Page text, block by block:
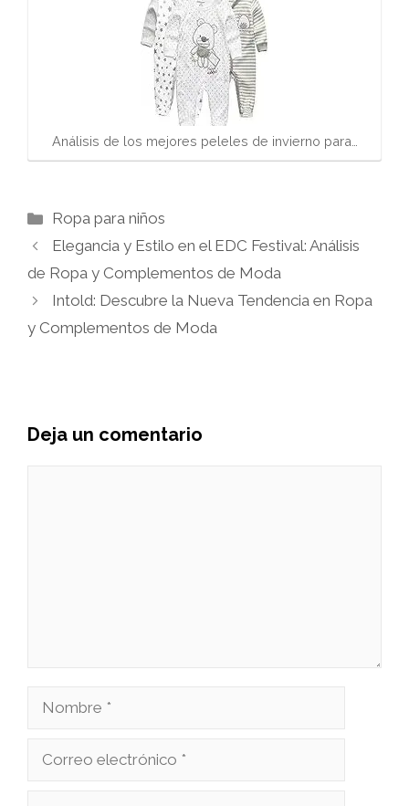
Análisis de los mejores peleles de invierno para…
Categorías
Ropa para niños
Elegancia y Estilo en el EDC Festival: Análisis
de Ropa y Complementos de Moda
Intold: Descubre la Nueva Tendencia en Ropa
y Complementos de Moda
Deja un comentario
Nombre
Correo